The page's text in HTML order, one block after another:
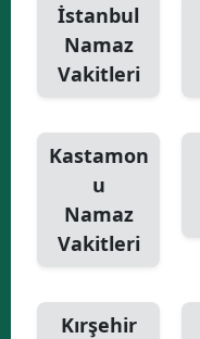
İstanbul
Namaz
Vakitleri
Kastamon
u
Namaz
Vakitleri
Kırşehir